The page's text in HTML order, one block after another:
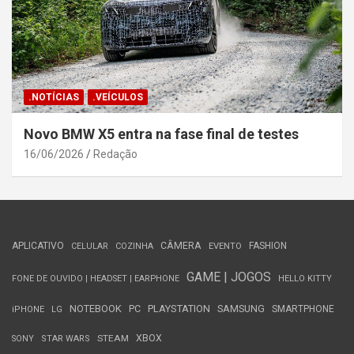
.NOTÍCIAS .VEÍCULOS
Novo BMW X5 entra na fase final de testes
16/06/2026 Redação
APLICATIVO CELULAR COZINHA CÂMERA EVENTO FASHION
FONE DE OUVIDO | HEADSET | EARPHONE GAME | JOGOS HELLO KITTY
iPHONE LG NOTEBOOK PC PLAYSTATION SAMSUNG SMARTPHONE
SONY STAR WARS STEAM XBOX